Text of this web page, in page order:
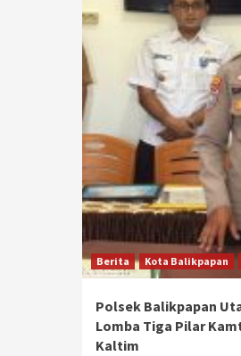
Berita Kota Balikpapan
Polsek Balikpapan
Lomba Tiga Pilar
Kaltim